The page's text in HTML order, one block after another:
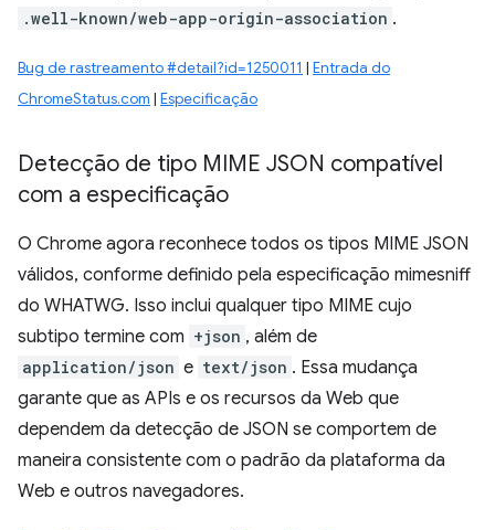
.well-known/web-app-origin-association .
Bug de rastreamento #detail?id=1250011 | Entrada do
ChromeStatus.com | Especificação
Detecção de tipo MIME JSON compatível
com a especificação
O Chrome agora reconhece todos os tipos MIME JSON
válidos, conforme definido pela especificação mimesniff
do WHATWG. Isso inclui qualquer tipo MIME cujo
subtipo termine com +json , além de
application/json e text/json . Essa mudança
garante que as APIs e os recursos da Web que
dependem da detecção de JSON se comportem de
maneira consistente com o padrão da plataforma da
Web e outros navegadores.